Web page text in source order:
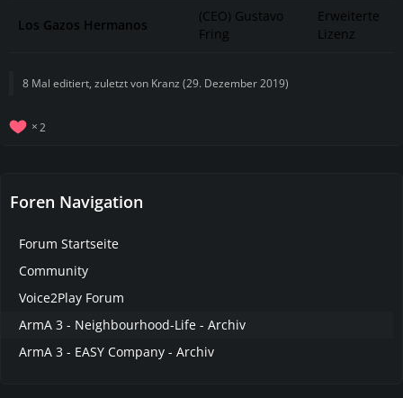
Los Gazos Hermanos
(CEO) Gustavo
Fring
Erweiterte
Lizenz
8 Mal editiert, zuletzt von Kranz (29. Dezember 2019)
2
Foren Navigation
Forum Startseite
Community
Voice2Play Forum
ArmA 3 - Neighbourhood-Life - Archiv
ArmA 3 - EASY Company - Archiv